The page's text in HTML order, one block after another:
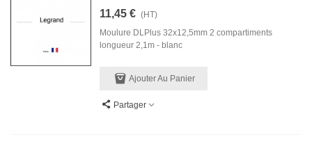
11,45 € (HT)
Moulure DLPlus 32x12,5mm 2 compartiments
longueur 2,1m - blanc
Ajouter Au Panier
Partager